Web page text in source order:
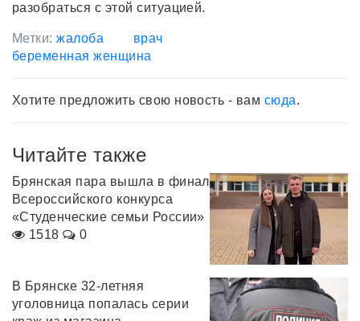
разобраться с этой ситуацией.
Метки:жалоба
врач
беременная женщина
Хотите предложить свою новость - вам сюда.
Читайте также
Брянская пара вышла в финал
Всероссийского конкурса
«Студенческие семьи России»
1518
0
В Брянске 32-летняя
уголовница попалась серии